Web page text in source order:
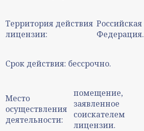
Территория действия
лицензии:
Российская
Федерация.
Срок действия: бессрочно.
Место
осуществления
деятельности:
помещение,
заявленное
соискателем
лицензии.